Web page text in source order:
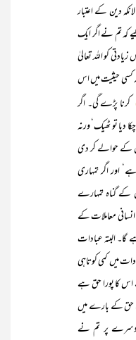
دین کے اعتبار
کہ تم نے اگر ایک
کو اللہ تعالیٰ
کسی حیثیت میں اس
کرنا پڑے گی۔ اگر
دیا تو ٹھیک‘ ورنہ
کے حوالے کر دی
اور اگر تمہاری
کے گناہ تمہارے
معاملات کے
البتہ عبادات
میں کمی کوتاہی
اس کا پورا حق ہے
حق کے بارے میں
پر تم نے